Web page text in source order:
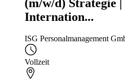
(m/w/d) Strategie
Internation...
ISG Personalmanagement
Vollzeit